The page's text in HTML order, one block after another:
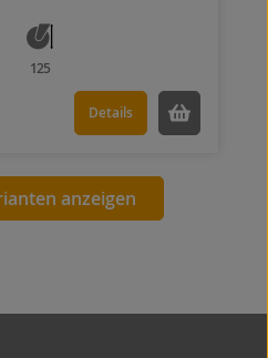
125
Details
anzeigen